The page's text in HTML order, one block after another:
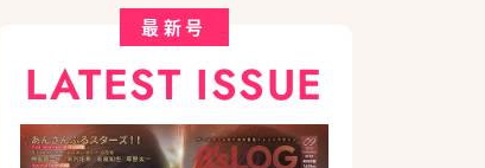
最新号
LATEST ISSUE